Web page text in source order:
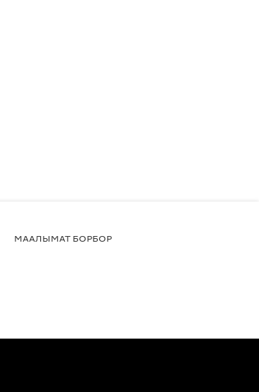
МААЛЫМАТ БОРБОР